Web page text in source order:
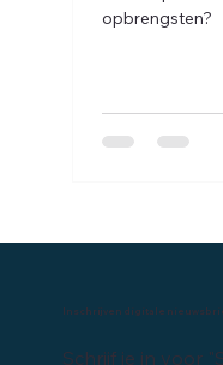
opbrengsten?
Inschrijven digitale
Schrijf je in voor